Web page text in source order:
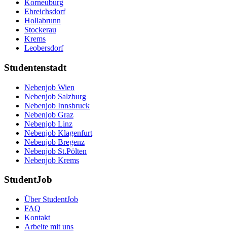
Korneuburg
Ebreichsdorf
Hollabrunn
Stockerau
Krems
Leobersdorf
Studentenstadt
Nebenjob Wien
Nebenjob Salzburg
Nebenjob Innsbruck
Nebenjob Graz
Nebenjob Linz
Nebenjob Klagenfurt
Nebenjob Bregenz
Nebenjob St.Pölten
Nebenjob Krems
StudentJob
Über StudentJob
FAQ
Kontakt
Arbeite mit uns